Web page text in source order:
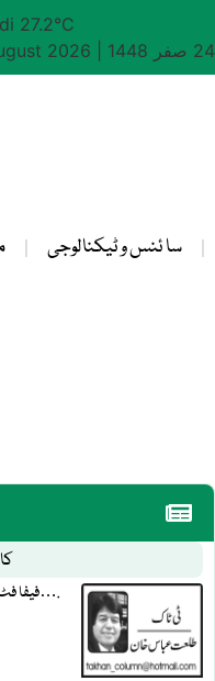
27.2°C
2026
سا ئنس و ٹیکنالوجی
فیفا فٹ بال پاکستان کا مگر….